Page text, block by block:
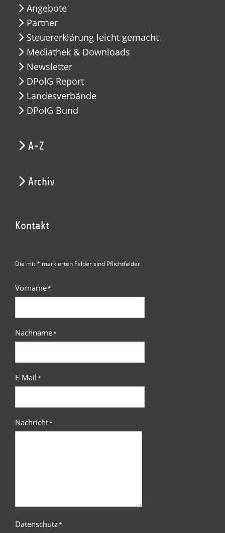
Angebote
Partner
Steuererklärung leicht gemacht
Mediathek & Downloads
Newsletter
DPolG Report
Landesverbände
DPolG Bund
A-Z
Archiv
Kontakt
Die mit * markierten Felder sind Pflichtfelder
Vorname*
Nachname*
E-Mail*
Nachricht*
Datenschutz*